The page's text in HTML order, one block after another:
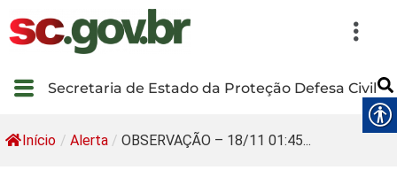
Secretaria de Estado da Proteção Defesa Civil
Início / Alerta / OBSERVAÇÃO – 18/11 01:45...